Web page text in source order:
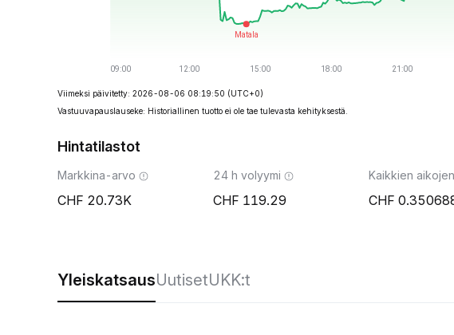
Viimeksi päivitetty: 2026-08-06 08:19:50 (UTC+0)
Vastuuvapauslauseke: Historiallinen tuotto ei ole tae tulevasta kehityksestä.
Hintatilastot
Markkina-arvo
20.73K
24 h volyymi
119.29
Kaikkien
YleiskatsausUutisetUKK:t